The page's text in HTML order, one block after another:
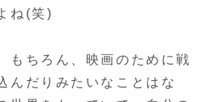
ね(笑)
もちろん、映画のために戦
んだりみたいなことはな